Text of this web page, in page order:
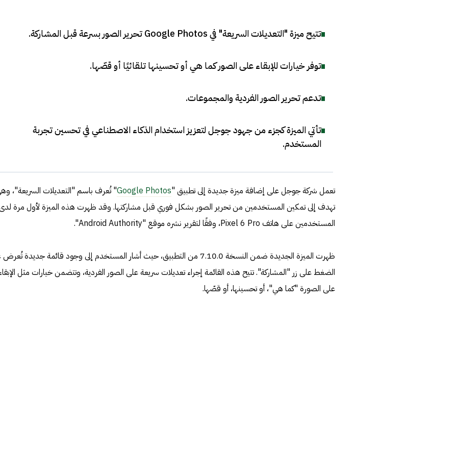
تتيح ميزة "التعديلات السريعة" في Google Photos تحرير الصور بسرعة قبل المشاركة .
توفر خيارات للإبقاء على الصور كما هي أو تحسينها تلقائيًا أو قصّها.
تدعم تحرير الصور الفردية والمجموعات.
تأتي الميزة كجزء من جهود جوجل لتعزيز استخدام الذكاء الاصطناعي في تحسين تجربة
المستخدم.
تعمل شركة جوجل على إضافة ميزة جديدة إلى تطبيق "Google Photos" تُعرف باسم "التعديلات السريعة"،
تهدف إلى تمكين المستخدمين من تحرير الصور بشكل فوري قبل مشاركتها. وقد ظهرت هذه الميزة لأول مرة
المستخدمين على هاتف Pixel 6 Pro، وفقًا لتقرير نشره موقع "Android Authority".
ظهرت الميزة الجديدة ضمن النسخة 7.10.0 من التطبيق، حيث أشار المستخدم إلى وجود قائمة جديدة
الضغط على زر "المشاركة". تتيح هذه القائمة إجراء تعديلات سريعة على الصور الفردية، وتتضمن خيارات مثل
على الصورة "كما هي"، أو تحسينها، أو قصّها.